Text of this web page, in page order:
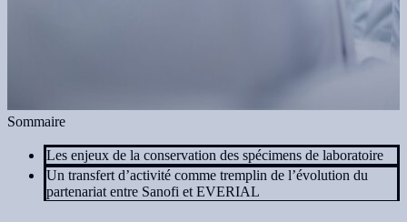
Sommaire
Les enjeux de la conservation des spécimens de laboratoire
Un transfert d’activité comme tremplin de l’évolution du
partenariat entre Sanofi et EVERIAL